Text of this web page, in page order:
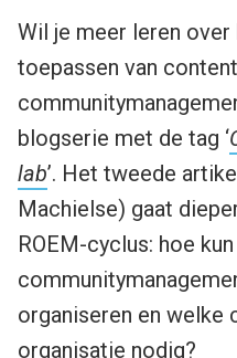
Wil je meer leren
toepassen van
blogserie met de tag ‘
lab’. Het tweede
Machielse) gaat
ROEM-cyclus: hoe
organiseren en welke
organisatie nodig?